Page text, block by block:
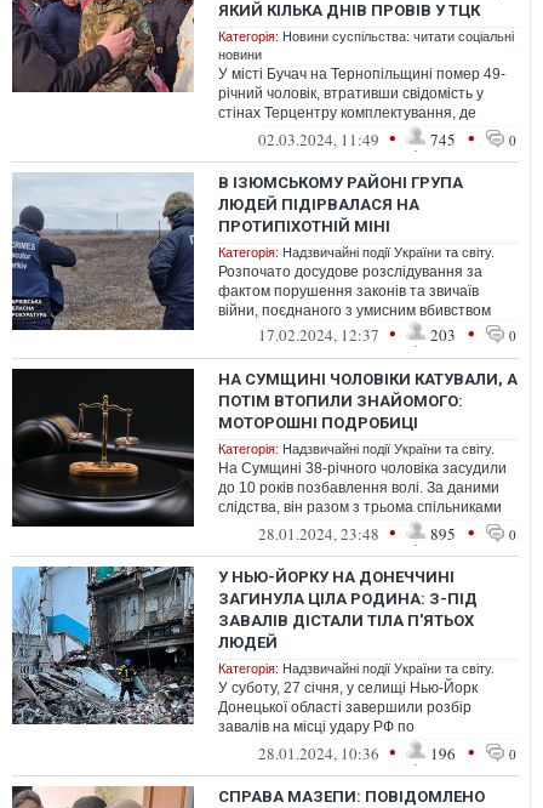
ЯКИЙ КІЛЬКА ДНІВ ПРОВІВ У ТЦК
Категорія: Новини суспільства: читати соціальні
новини
У місті Бучач на Тернопільщині помер 49-
річний чоловік, втративши свідомість у
стінах Терцентру комплектування, де
пробув кілька днів. Медики встанови...
02.03.2024, 11:49 • 745 • 0
В ІЗЮМСЬКОМУ РАЙОНІ ГРУПА
ЛЮДЕЙ ПІДІРВАЛАСЯ НА
ПРОТИПІХОТНІЙ МІНІ
Категорія: Надзвичайні події України та світу.
Розпочато досудове розслідування за
фактом порушення законів та звичаїв
війни, поєднаного з умисним вбивством
17.02.2024, 12:37 • 203 • 0
НА СУМЩИНІ ЧОЛОВІКИ КАТУВАЛИ, А
ПОТІМ ВТОПИЛИ ЗНАЙОМОГО:
МОТОРОШНІ ПОДРОБИЦІ
Категорія: Надзвичайні події України та світу.
На Сумщині 38-річного чоловіка засудили
до 10 років позбавлення волі. За даними
слідства, він разом з трьома спільниками
катував та позбавив життя зна...
28.01.2024, 23:48 • 895 • 0
У НЬЮ-ЙОРКУ НА ДОНЕЧЧИНІ
ЗАГИНУЛА ЦІЛА РОДИНА: З-ПІД
ЗАВАЛІВ ДІСТАЛИ ТІЛА П'ЯТЬОХ
ЛЮДЕЙ
Категорія: Надзвичайні події України та світу.
У суботу, 27 січня, у селищі Нью-Йорк
Донецької області завершили розбір
завалів на місці удару РФ по
багатоквартирному будинку. З-під руїн
28.01.2024, 10:36 • 196 • 0
СПРАВА МАЗЕПИ: ПОВІДОМЛЕНО